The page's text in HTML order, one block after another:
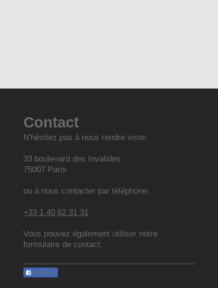
Contact
N'hésitez pas à nous rendre viste:
33 boulevard des Invalides
75007 Paris
ou à nous contacter par téléphone:
+33 1 40 62 31 31
Vous pouvez également utiliser notre
formulaire de contact.
Partager